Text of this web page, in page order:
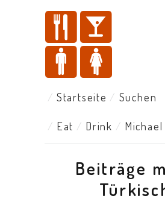
Startseite Suchen
Eat Drink Michael
Beiträge